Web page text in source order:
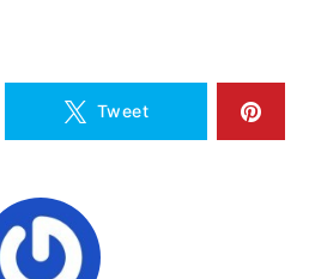
Tweet